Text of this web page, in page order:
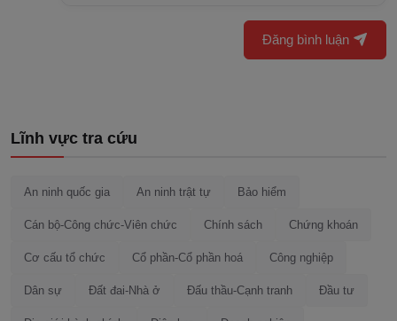
Đăng bình luận
Lĩnh vực tra cứu
An ninh quốc gia An ninh trật tự Bảo hiểm
Cán bộ-Công chức-Viên chức Chính sách Chứng khoán
Cơ cấu tổ chức Cổ phần-Cổ phần hoá Công nghiệp
Dân sự Đất đai-Nhà ở Đấu thầu-Cạnh tranh Đầu tư